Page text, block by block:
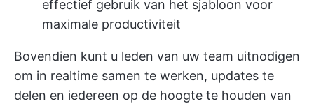
effectief gebruik van het sjabloon voor
maximale productiviteit
Bovendien kunt u leden van uw team uitnodigen
om in realtime samen te werken, updates te
delen en iedereen op de hoogte te houden van